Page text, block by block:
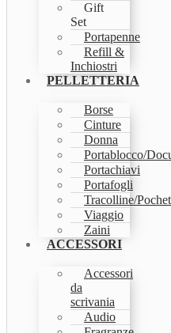
Gift
Set
Portapenne
Refill &
Inchiostri
PELLETTERIA
Borse
Cinture
Donna
Portablocco/
Portachiavi
Portafogli
Tracolline/
Viaggio
Zaini
ACCESSORI
Accessori
da
scrivania
Audio